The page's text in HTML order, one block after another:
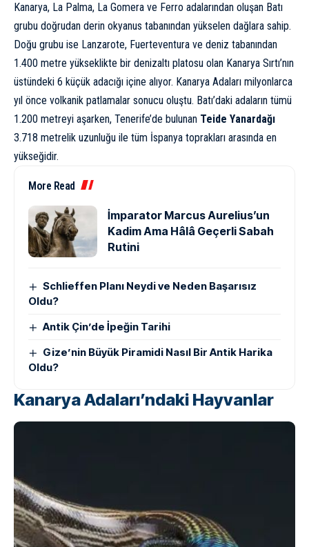
Kanarya, La Palma, La Gomera ve Ferro adalarından oluşan Batı
grubu doğrudan derin okyanus tabanından yükselen dağlara sahip.
Doğu grubu ise Lanzarote, Fuerteventura ve deniz tabanından
1.400 metre yükseklikte bir denizaltı platosu olan Kanarya Sırtı’nın
üstündeki 6 küçük adacığı içine alıyor. Kanarya Adaları milyonlarca
yıl önce volkanik patlamalar sonucu oluştu. Batı’daki adaların tümü
1.200 metreyi aşarken, Tenerife’de bulunan Teide Yanardağı
3.718 metrelik uzunluğu ile tüm İspanya toprakları arasında en
yükseğidir.
More Read
İmparator Marcus Aurelius’un
Kadim Ama Hâlâ Geçerli Sabah
Rutini
Schlieffen Planı Neydi ve Neden Başarısız
Oldu?
Antik Çin’de İpeğin Tarihi
Gize’nin Büyük Piramidi Nasıl Bir Antik Harika
Oldu?
Kanarya Adaları’ndaki Hayvanlar